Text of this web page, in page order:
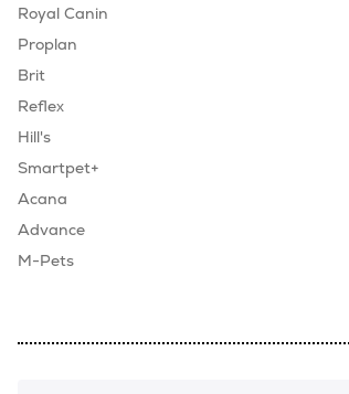
Royal Canin
Proplan
Brit
Reflex
Hill's
Smartpet+
Acana
Advance
M-Pets